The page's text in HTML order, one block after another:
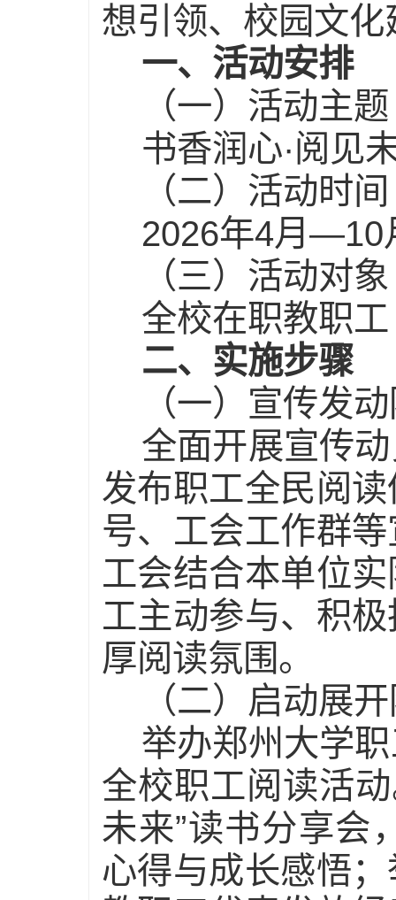
想引领、校园文
一、活动安排
（一）活动主题
书香润心·阅见
（二）活动时间
2026年4月—10
（三）活动对象
全校在职教职工
二、实施步骤
（一）宣传发
全面开展宣传
发布职工全民阅
号、工会工作群
工会结合本单位
工主动参与、积
厚阅读氛围。
（二）启动展
举办郑州大学
全校职工阅读活
未来”读书分享会
心得与成长感悟